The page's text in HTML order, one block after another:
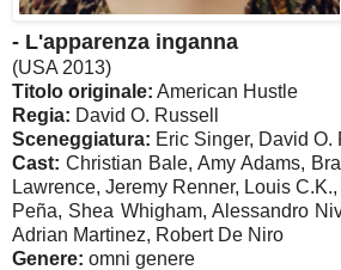
- L'apparenza inganna
(USA 2013)
Titolo originale: American Hustle
Regia: David O. Russell
Sceneggiatura: Eric Singer, David O.
Cast: Christian Bale, Amy Adams,
Lawrence, Jeremy Renner, Louis
Peña, Shea Whigham, Alessandro
Adrian Martinez, Robert De Niro
Genere: omni genere